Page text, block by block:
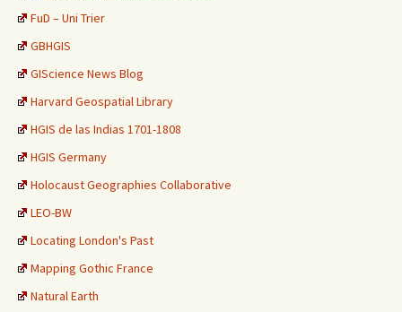
FuD – Uni Trier
GBHGIS
GIScience News Blog
Harvard Geospatial Library
HGIS de las Indias 1701-1808
HGIS Germany
Holocaust Geographies Collaborative
LEO-BW
Locating London's Past
Mapping Gothic France
Natural Earth